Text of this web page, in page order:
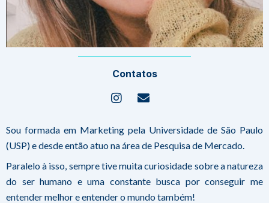
Contatos
InstagramEnvelope
Sou formada em Marketing pela Universidade de São Paulo
(USP) e desde então atuo na área de Pesquisa de Mercado.
Paralelo à isso, sempre tive muita curiosidade sobre a natureza
do ser humano e uma constante busca por conseguir me
entender melhor e entender o mundo também!